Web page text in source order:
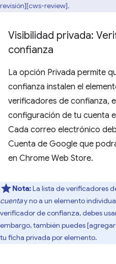
revisión][cws-review].
Visibilidad privada:
confianza
La opción Privada permite
confianza instalen el
verificadores de confianza,
configuración de tu cuenta
Cada correo electrónico
Cuenta de Google que
en Chrome Web Store.
Nota:La lista de verificadores
cuentay no a un elemento
verificador de confianza, debes
embargo, también puedes
tu ficha privada por elemento.